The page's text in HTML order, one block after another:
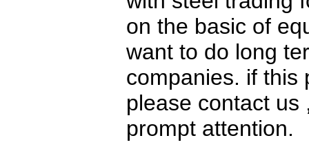
on the basic of
want to do long
companies. if this
please contact us
prompt attention.